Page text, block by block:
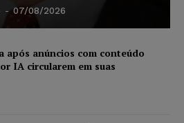
- 07/08/2026
após anúncios com conteúdo
IA circularem em suas